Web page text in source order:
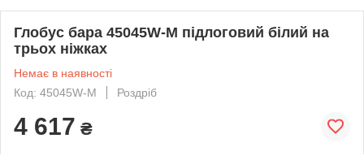
Глобус бара 45045W-M підлоговий білий на
трьох ніжках
Немає в наявності
Код: 45045W-M
Роздріб
4 617 ₴